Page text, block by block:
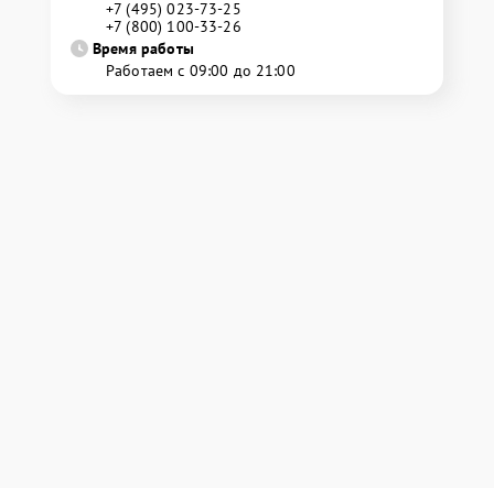
+7 (495) 023-73-25
+7 (800) 100-33-26
Время работы
Работаем с 09:00 до 21:00